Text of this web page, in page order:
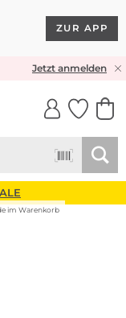
ZUR APP
Jetzt anmelden
im Warenkorb